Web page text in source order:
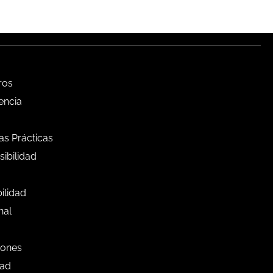
Prácticas